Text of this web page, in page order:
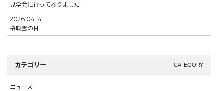
見学会に行って参りました
2026.04.14
桜吹雪の日
カテゴリー CATEGORY
ニュース